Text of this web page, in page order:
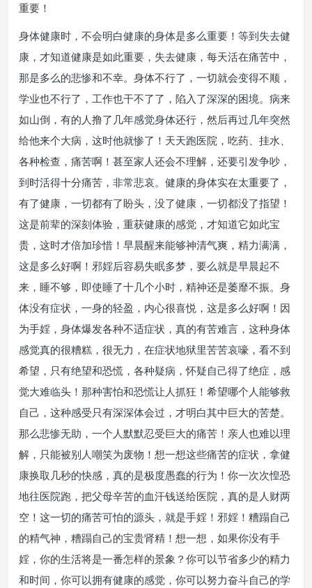
重要！
身体健康时，不会明白健康的身体是多么重要！等到失去健
康，才知道健康是如此重要，失去健康，每天活在痛苦中，
那是多么的悲惨和不幸。身体不行了，一切就会变得不顺，
学业也不行了，工作也干不了了，陷入了深深的困境。病来
如山倒，有的人撸了几年感觉身体还行，然后再过几年突然
给他来个大病，这时他就惨了！天天跑医院，吃药、挂水、
各种检查，痛苦啊！甚至家人还会不理解，还要引发争吵，
到时活得十分痛苦，非常悲哀。健康的身体实在太重要了，
有了健康，一切都有了盼头，没了健康，一切都没了指望！
这是前辈的深刻体验，重获健康的感觉，才知道它如此宝
贵，这时才倍加珍惜！早晨醒来能够神清气爽，精力满满，
这是多么好啊！邪婬后容易失眠多梦，要么就是早晨起不
来，睡不够，即使睡了十几个小时，精神还是萎靡不振。身
体没有症状，一身的轻盈，内心很喜悦，这是多么好啊！因
为手婬，身体爆发各种不适症状，真的有苦难言，这种身体
感觉真的很糟糕，很无力，在症状地狱里苦苦哀嚎，看不到
希望，只有绝望和恐慌，各种疑病，怀疑自己得了绝症，感
觉大难临头！那种害怕和恐慌让人抓狂！希望哪个人能够救
自己，这种感受只有深深体会过，才明白其中巨大的苦楚。
那么悲惨无助，一个人默默忍受巨大的痛苦！亲人也难以理
解，只能被别人嘲笑为废物！想一想这些痛苦的症状，拿健
康换取几秒的快感，真的是极度愚蠢的行为！你一次次惶恐
地往医院跑，把父母辛苦的血汗钱送给医院，真的是人财两
空！这一切的痛苦可怕的源头，就是手婬！邪婬！糟蹋自己
的精气神，糟蹋自己的宝贵肾精！想一想，如果你没有手
婬，你的生活将是一番怎样的景象？你可以节省多少的精力
和时间，你可以拥有健康的感觉，你可以努力奋斗自己的学